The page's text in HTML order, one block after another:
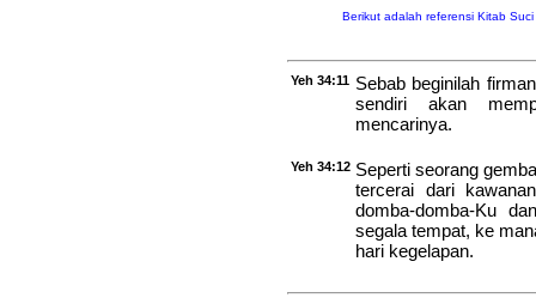
Berikut adalah referensi Kitab
Yeh 34:11 Sebab beginilah
sendiri akan
mencarinya.
Yeh 34:12 Seperti seorang
tercerai dari
domba-domba-Ku
segala tempat, ke
hari kegelapan.